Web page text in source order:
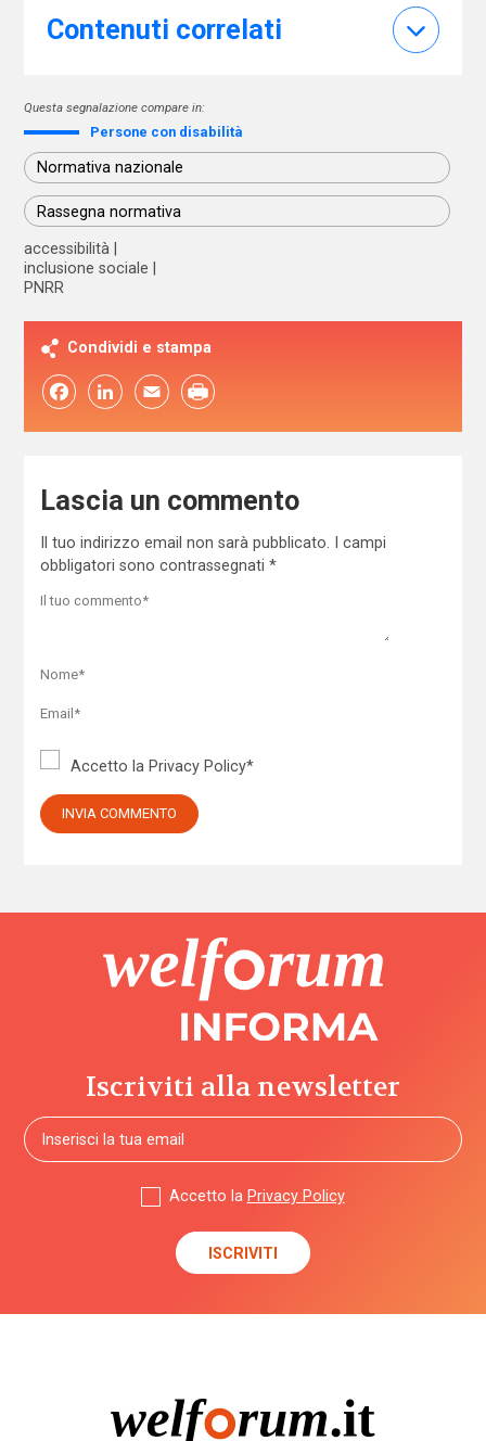
Contenuti correlati
Questa segnalazione compare in:
Persone con disabilità
Normativa nazionale
Rassegna normativa
accessibilità
inclusione sociale
PNRR
Condividi e stampa
FacebookLinkedIn Email
Lascia un commento
Il tuo indirizzo email non sarà pubblicato.
I campi
obbligatori sono contrassegnati *
Accetto la Privacy Policy*
Iscriviti alla newsletter
Accetto la Privacy Policy